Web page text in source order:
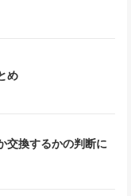
め
交換するかの判断に